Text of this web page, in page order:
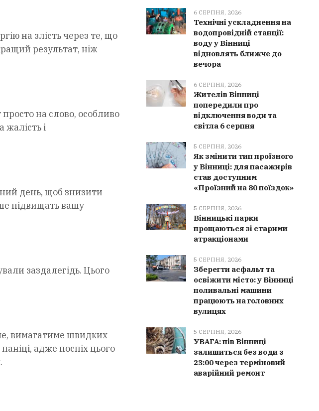
на злість через те, що
результат, ніж
на слово, особливо
і
день, щоб знизити
підвищать вашу
заздалегідь. Цього
вимагатиме швидких
адже поспіх цього
6 СЕРПНЯ, 2026
Технічні ускладнення на
водопровідній станції:
воду у Вінниці
відновлять ближче до
вечора
6 СЕРПНЯ, 2026
Жителів Вінниці
попередили про
відключення води та
світла 6 серпня
5 СЕРПНЯ, 2026
Як змінити тип проїзного
у Вінниці: для пасажирів
став доступним
«Проїзний на 80 поїздок»
5 СЕРПНЯ, 2026
Вінницькі парки
прощаються зі старими
атракціонами
5 СЕРПНЯ, 2026
Зберегти асфальт та
освіжити місто: у Вінниці
поливальні машини
працюють на головних
вулицях
5 СЕРПНЯ, 2026
УВАГА: пів Вінниці
залишиться без води з
23:00 через терміновий
аварійний ремонт